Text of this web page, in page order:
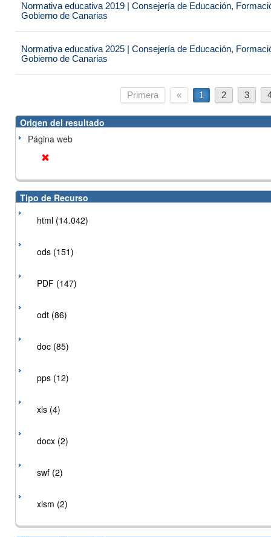
Normativa educativa 2019 | Consejería de Educación,
Gobierno de Canarias
Normativa educativa 2025 | Consejería de Educación,
Gobierno de Canarias
Primera « 1 2 3
Origen del resultado
Página web
Tipo de Recurso
html (14.042)
ods (151)
PDF (147)
odt (86)
doc (85)
pps (12)
xls (4)
docx (2)
swf (2)
xlsm (2)